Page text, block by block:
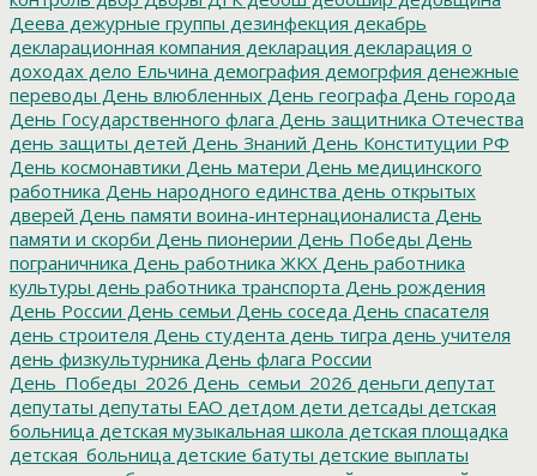
Деева дежурные группы дезинфекция декабрь
декларационная компания декларация декларация о
доходах дело Ельчина демография демогрфия денежные
переводы День влюбленных День географа День города
День Государственного флага День защитника Отечества
день защиты детей День Знаний День Конституции РФ
День космонавтики День матери День медицинского
работника День народного единства день открытых
дверей День памяти воина-интернационалиста День
памяти и скорби День пионерии День Победы День
пограничника День работника ЖКХ День работника
культуры день работника транспорта День рождения
День России День семьи День соседа День спасателя
день строителя День студента день тигра день учителя
день физкультурника День флага России
День_Победы_2026 День_семьи_2026 деньги депутат
депутаты депутаты ЕАО детдом дети детсады детская
больница детская музыкальная школа детская площадка
детская_больница детские батуты детские выплаты